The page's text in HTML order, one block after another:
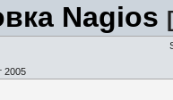
Nagios [
2005